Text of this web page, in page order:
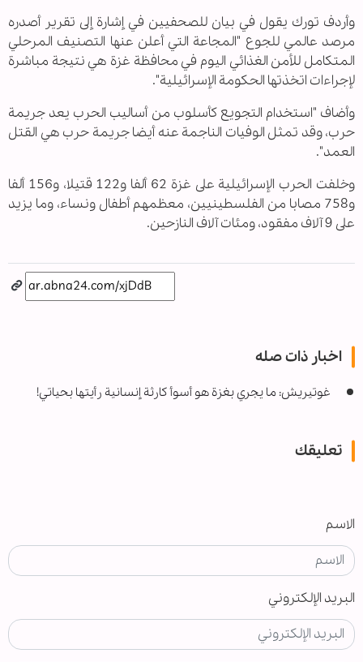
وأردف تورك يقول في بيان للصحفيين في إشارة إلى تقرير أصدره
مرصد عالمي للجوع "المجاعة التي أعلن عنها التصنيف المرحلي
المتكامل للأمن الغذائي اليوم في محافظة غزة هي نتيجة مباشرة
لإجراءات اتخذتها الحكومة الإسرائيلية".
وأضاف "استخدام التجويع كأسلوب من أساليب الحرب يعد جريمة
حرب، وقد تمثل الوفيات الناجمة عنه أيضا جريمة حرب هي القتل
العمد".
وخلفت الحرب الإسرائيلية على غزة 62 ألفا و122 قتيلا، و156 ألفا
و758 مصابا من الفلسطينيين، معظمهم أطفال ونساء، وما يزيد
على 9 آلاف مفقود، ومئات آلاف النازحين.
اخبار ذات صله
غوتيريش: ما يجري بغزة هو أسوأ كارثة إنسانية رأيتها بحياتي!
تعليقك
الاسم
البريد الإلكتروني